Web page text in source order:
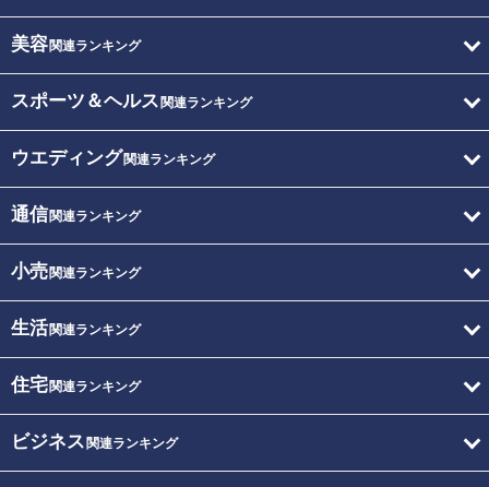
美容関連ランキング
スポーツ＆ヘルス 関連ランキング
ウエディング関連ランキング
通信関連ランキング
小売関連ランキング
生活関連ランキング
住宅関連ランキング
ビジネス 関連ランキング